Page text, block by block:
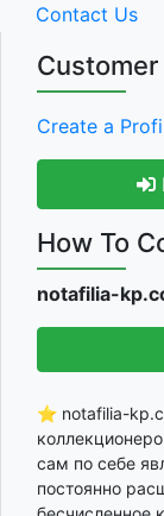
Contact Us
Create a
How To
notafilia-
⭐ notafilia-
сам по себе
постоянно